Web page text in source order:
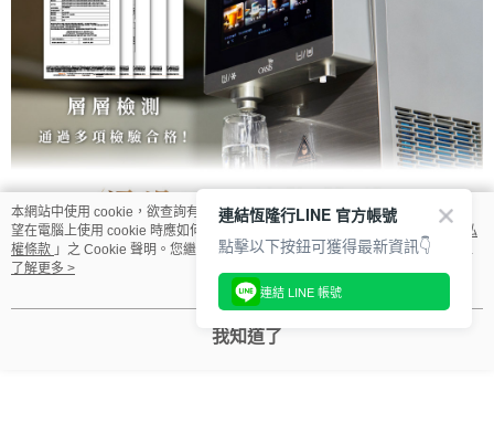
本網站中使用 cookie，欲查詢有關本網站使用 cookie 方式之詳情，及若您不希
望在電腦上使用 cookie 時應如何變更電腦的 cookie 設定，請參閱本網站「
隱私
權條款 」之 Cookie 聲明。您繼續使用本網站即表示您同意本公司得按本網站使
用條款之 Cookie 聲明使用 cookie。
了解更多 >
我知道了
連結恆隆行LINE 官方帳號
點擊以下按鈕可獲得最新資訊👇
連結 LINE 帳號